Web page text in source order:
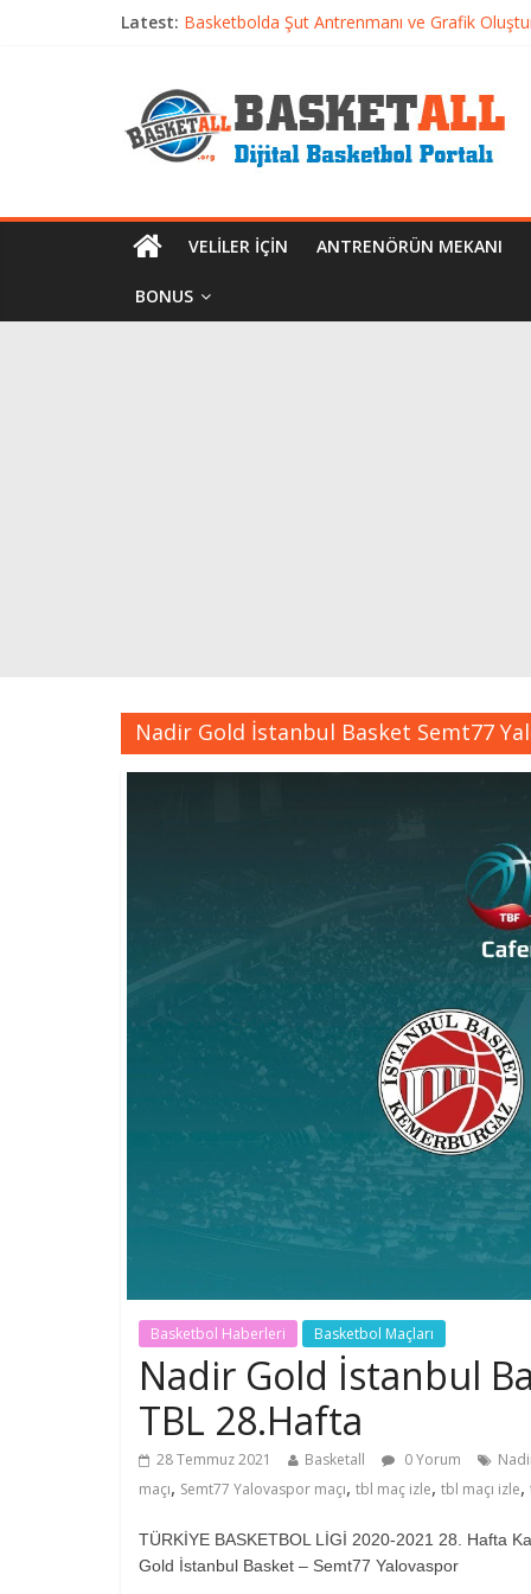
Latest: Basketbolda Şut Antrenmanı ve Grafik
Etkili Basketbol Antrenmanı Nasıl Olmalı
Basketbolcu Beslenmesi: Performansı Artıran
VELILER İÇIN ANTRENÖRÜN MEKANI
BONUS
Nadir Gold İstanbul Basket Semt77
Basketbol Haberleri Basketbol Maçları
Nadir Gold İstanbul
TBL 28.Hafta
28 Temmuz 2021 Basketall 0 Yorum
maçı, Semt77 Yalovaspor maçı, tbl maç izle, tbl maçı izle,
TÜRKİYE BASKETBOL LİGİ 2020-2021 28. Hafta
Gold İstanbul Basket – Semt77 Yalovaspor